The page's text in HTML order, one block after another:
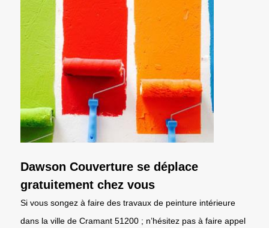
Dawson Couverture se déplace
gratuitement chez vous
Si vous songez à faire des travaux de peinture intérieure
dans la ville de Cramant 51200 ; n’hésitez pas à faire appel